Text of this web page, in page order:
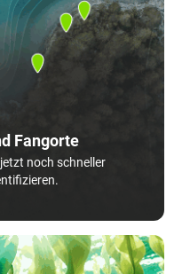
Fangorte
noch schneller